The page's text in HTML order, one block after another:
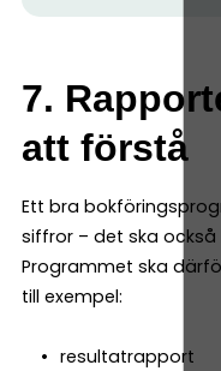
7.
att förstå
Ett bra
siffror – det ska
Programmet ska
till exempel:
resultatrapport